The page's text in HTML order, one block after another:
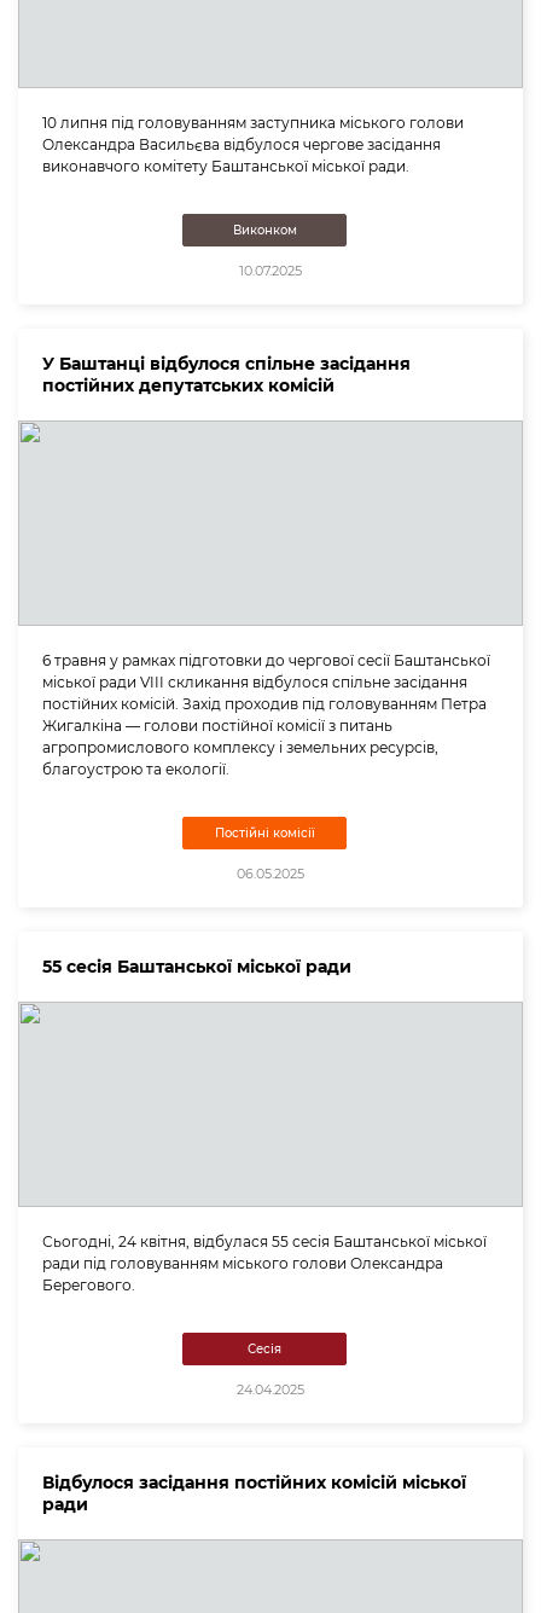
10 липня під головуванням заступника міського голови
Олександра Васильєва відбулося чергове засідання
виконавчого комітету Баштанської міської ради.
Виконком
10.07.2025
У Баштанці відбулося спільне засідання
постійних депутатських комісій
6 травня у рамках підготовки до чергової сесії Баштанської
міської ради VIII скликання відбулося спільне засідання
постійних комісій. Захід проходив під головуванням Петра
Жигалкіна — голови постійної комісії з питань
агропромислового комплексу і земельних ресурсів,
благоустрою та екології.
Постійні комісії
06.05.2025
55 сесія Баштанської міської ради
Сьогодні, 24 квітня, відбулася 55 сесія Баштанської міської
ради під головуванням міського голови Олександра
Берегового.
Сесія
24.04.2025
Відбулося засідання постійних комісій міської
ради